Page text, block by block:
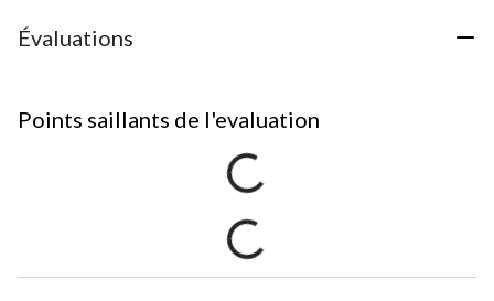
Évaluations
Points saillants de l'evaluation